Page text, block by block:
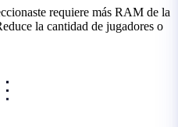
requiere más RAM de la
la cantidad de jugadores o